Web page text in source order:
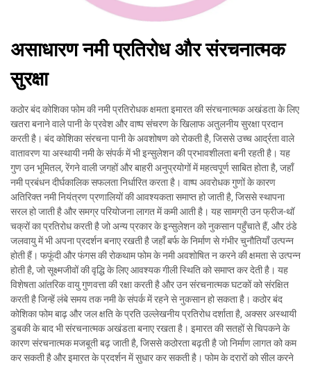
असाधारण नमी प्रतिरोध और संरचनात्मक
सुरक्षा
कठोर बंद कोशिका फोम की नमी प्रतिरोधक क्षमता इमारत की संरचनात्मक अखंडता के लिए
खतरा बनाने वाले पानी के प्रवेश और वाष्प संचरण के खिलाफ अतुलनीय सुरक्षा प्रदान
करती है। बंद कोशिका संरचना पानी के अवशोषण को रोकती है, जिससे उच्च आर्द्रता वाले
वातावरण या अस्थायी नमी के संपर्क में भी इन्सुलेशन की प्रभावशीलता बनी रहती है। यह
गुण उन भूमितल, रेंगने वाली जगहों और बाहरी अनुप्रयोगों में महत्वपूर्ण साबित होता है, जहाँ
नमी प्रबंधन दीर्घकालिक सफलता निर्धारित करता है। वाष्प अवरोधक गुणों के कारण
अतिरिक्त नमी नियंत्रण प्रणालियों की आवश्यकता समाप्त हो जाती है, जिससे स्थापना
सरल हो जाती है और समग्र परियोजना लागत में कमी आती है। यह सामग्री उन फ्रीज-थॉ
चक्रों का प्रतिरोध करती है जो अन्य प्रकार के इन्सुलेशन को नुकसान पहुँचाते हैं, और ठंडे
जलवायु में भी अपना प्रदर्शन बनाए रखती है जहाँ बर्फ के निर्माण से गंभीर चुनौतियाँ उत्पन्न
होती हैं। फफूंदी और फंगस की रोकथाम फोम के नमी अवशोषित न करने की क्षमता से उत्पन्न
होती है, जो सूक्ष्मजीवों की वृद्धि के लिए आवश्यक गीली स्थिति को समाप्त कर देती है। यह
विशेषता आंतरिक वायु गुणवत्ता की रक्षा करती है और उन संरचनात्मक घटकों को संरक्षित
करती है जिन्हें लंबे समय तक नमी के संपर्क में रहने से नुकसान हो सकता है। कठोर बंद
कोशिका फोम बाढ़ और जल क्षति के प्रति उल्लेखनीय प्रतिरोध दर्शाता है, अक्सर अस्थायी
डुबकी के बाद भी संरचनात्मक अखंडता बनाए रखता है। इमारत की सतहों से चिपकने के
कारण संरचनात्मक मजबूती बढ़ जाती है, जिससे कठोरता बढ़ती है जो निर्माण लागत को कम
कर सकती है और इमारत के प्रदर्शन में सुधार कर सकती है। फोम के दरारों को सील करने